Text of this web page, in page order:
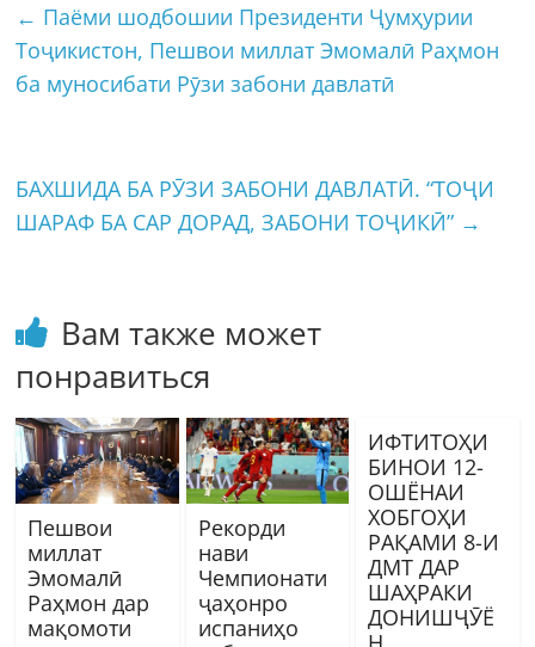
← Паёми шодбошии Президенти Ҷумҳурии
Тоҷикистон, Пешвои миллат Эмомалӣ Раҳмон
ба муносибати Рӯзи забони давлатӣ
БАХШИДА БА РӮЗИ ЗАБОНИ ДАВЛАТӢ. “ТОҶИ
ШАРАФ БА САР ДОРАД, ЗАБОНИ ТОҶИКӢ” →
Вам также может
понравиться
Пешвои
миллат
Эмомалӣ
Раҳмон дар
мақомоти
Рекорди
нави
Чемпионати
ҷаҳонро
испаниҳо
ИФТИТОҲИ
БИНОИ 12-
ОШЁНАИ
ХОБГОҲИ
РАҚАМИ 8-И
ДМТ ДАР
ШАҲРАКИ
ДОНИШҶӮЁ